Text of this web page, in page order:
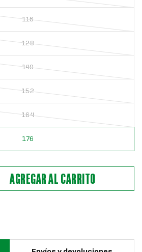
116
128
140
152
164
176
AGREGAR AL CARRITO